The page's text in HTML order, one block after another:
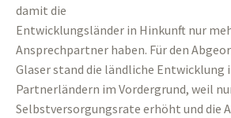
damit die
Entwicklungsländer in Hinkunft nur
Ansprechpartner haben. Für den
Glaser stand die ländliche Entwicklung
Partnerländern im Vordergrund, weil
Selbstversorgungsrate erhöht und die